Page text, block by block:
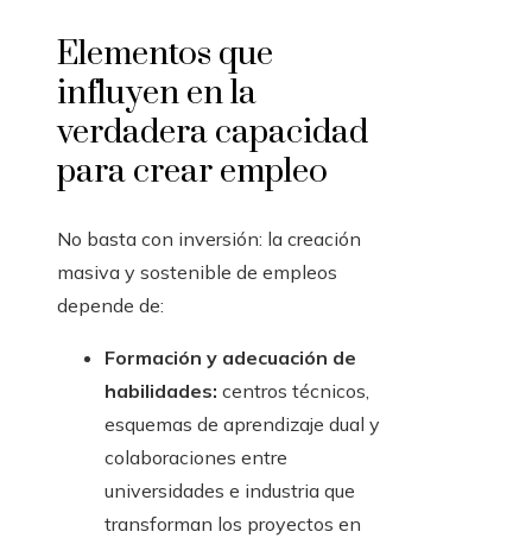
Elementos que
influyen en la
verdadera capacidad
para crear empleo
No basta con inversión: la creación
masiva y sostenible de empleos
depende de:
Formación y adecuación de
habilidades: centros técnicos,
esquemas de aprendizaje dual y
colaboraciones entre
universidades e industria que
transforman los proyectos en